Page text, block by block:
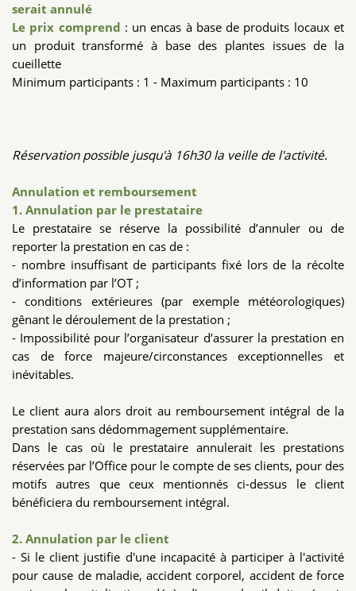
serait annulé
Le prix comprend : un encas à base de produits locaux et
un produit transformé à base des plantes issues de la
cueillette
Minimum participants : 1 - Maximum participants : 10
Réservation possible jusqu'à 16h30 la veille de l'activité.
Annulation et remboursement
1. Annulation par le prestataire
Le prestataire se réserve la possibilité d’annuler ou de
reporter la prestation en cas de :
- nombre insuffisant de participants fixé lors de la récolte
d’information par l’OT ;
- conditions extérieures (par exemple météorologiques)
gênant le déroulement de la prestation ;
- Impossibilité pour l’organisateur d’assurer la prestation en
cas de force majeure/circonstances exceptionnelles et
inévitables.
Le client aura alors droit au remboursement intégral de la
prestation sans dédommagement supplémentaire.
Dans le cas où le prestataire annulerait les prestations
réservées par l’Office pour le compte de ses clients, pour des
motifs autres que ceux mentionnés ci-dessus le client
bénéficiera du remboursement intégral.
2. Annulation par le client
- Si le client justifie d'une incapacité à participer à l'activité
pour cause de maladie, accident corporel, accident de force